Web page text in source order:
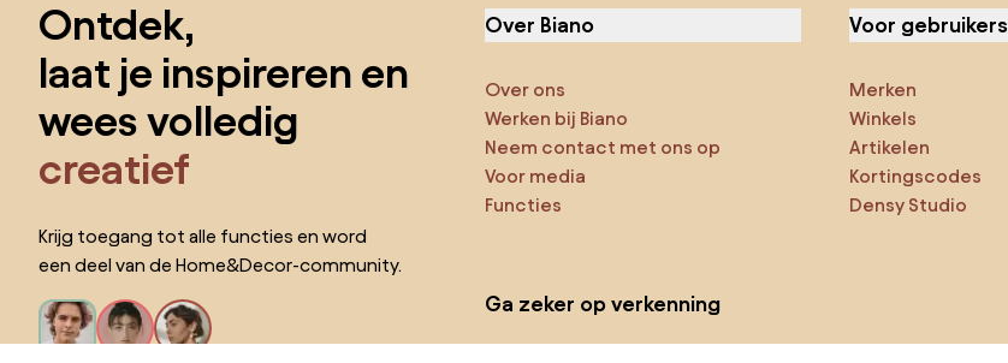
Ontdek,
laat je inspireren en
wees volledig
creatief
Krijg toegang tot alle functies en word
een deel van de Home&Decor-community.
Over Biano
Over ons
Werken bij Biano
Neem contact met ons op
Voor media
Functies
Voor gebruikers
Merken
Winkels
Artikelen
Kortingscodes
Densy Studio
Ga zeker op verkenning